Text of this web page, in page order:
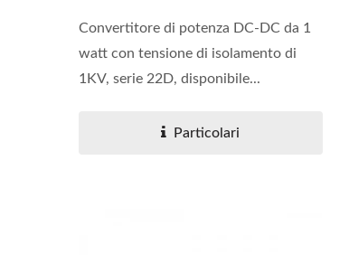
Convertitore di potenza DC-DC da 1
watt con tensione di isolamento di
1KV, serie 22D, disponibile...
Particolari